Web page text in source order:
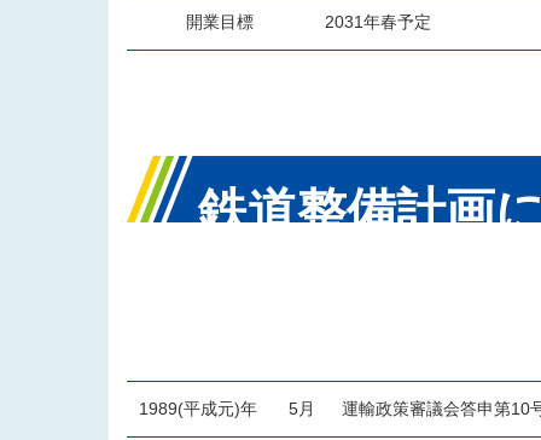
開業目標 2031年春予定
鉄道整備計画
1989(平成元)年 5月 運輸政策審議会答申第10